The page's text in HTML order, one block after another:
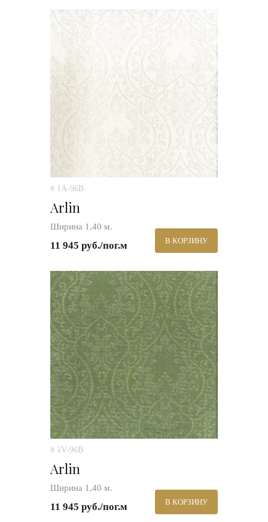
# 1A-96B
Arlin
Ширина 1,40 м.
11 945 руб./пог.м В КОРЗИНУ
# 1V-96B
Arlin
Ширина 1,40 м.
11 945 руб./пог.м В КОРЗИНУ